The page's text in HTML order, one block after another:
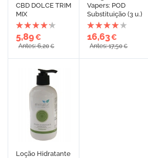
CBD DOLCE TRIM
MIX
5,89€
Antes: 6,20€
Vapers: POD
Substituição (3 u.)
16,63€
Antes: 17,50€
Loção Hidratante